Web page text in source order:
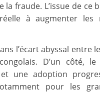
fraude. L’issue de
à augmenter les
l’écart abyssal
D’un côté,
et une adoption
pour les